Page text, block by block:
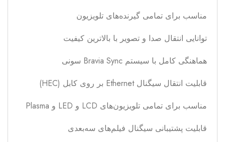
مناسب برای تمامی گیرنده‌های تلویزیون
توانایی انتقال صدا و تصویر با بالاترین کیفیت
هماهنگی کامل با سیستم Bravia Sync سونی
قابلیت انتقال سیگنال Ethernet بر روی کابل (HEC)
مناسب برای تمامی تلویزیون‌های LCD و LED و Plasma
قابلیت پشتیبانی سیگنال فیلم‌های سه‌بعدی